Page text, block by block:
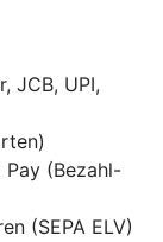
JCB, UPI,
Pay (Bezahl-
(SEPA ELV)